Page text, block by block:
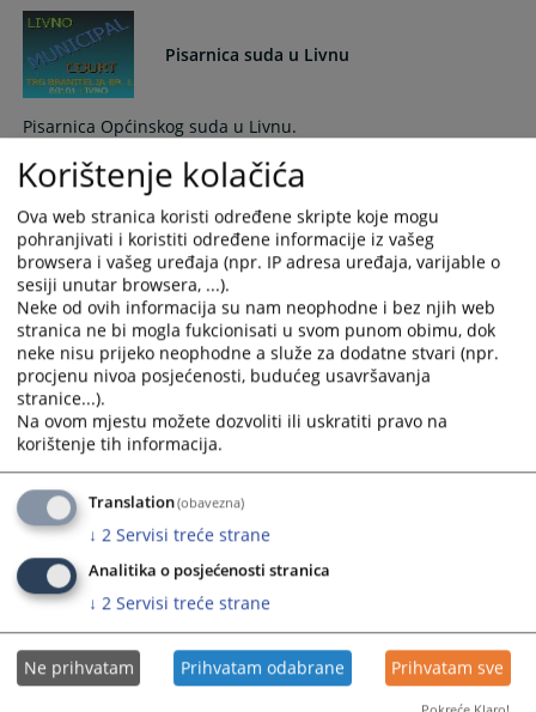
and
select
a
date.
Press
the
question
mark
key
to
get
the
keyboard
shortcuts
for
changing
dates.
a
the
key
to
get
the
keyboard
shortcuts
for
changing
dates.
Pisarnica suda u Livnu
Pisarnica Općinskog suda u Livnu.
Pisarnica suda u Tomislavgradu
Pisarnica Odjeljenja u Tomislavgradu.
Korištenje kolačića
Ova web stranica koristi određene skripte koje mogu
pohranjivati i koristiti određene informacije iz vašeg
browsera i vašeg uređaja (npr. IP adresa uređaja, varijable o
sesiji unutar browsera, ...).
Neke od ovih informacija su nam neophodne i bez njih web
stranica ne bi mogla fukcionisati u svom punom obimu, dok
neke nisu prijeko neophodne a služe za dodatne stvari (npr.
procjenu nivoa posjećenosti, budućeg usavršavanja
stranice...).
Na ovom mjestu možete dozvoliti ili uskratiti pravo na
korištenje tih informacija.
Translation(obavezna)
↓ 2 Servisi treće strane
Analitika o posjećenosti stranica
↓ 2 Servisi treće strane
Ne prihvatam Prihvatam odabrane Prihvatam sve